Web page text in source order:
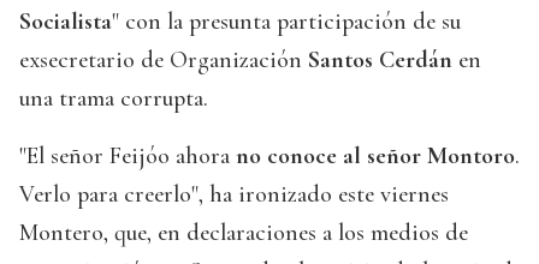
Socialista" con la presunta participación de su
exsecretario de Organización Santos Cerdán en
una trama corrupta.
"El señor Feijóo ahora no conoce al señor Montoro.
Verlo para creerlo", ha ironizado este viernes
Montero, que, en declaraciones a los medios de